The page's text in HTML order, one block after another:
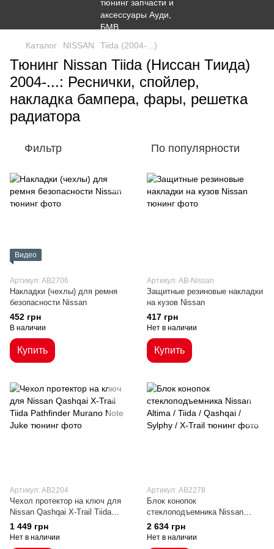
Каталог NISSAN Tiida (2004-...)
Тюнинг Nissan Tiida (Ниссан Тиида)
2004-...: Реснички, спойлер,
накладка бампера, фары, решетка
радиатора
Фильтр По популярности
Видео
Артикул: AB2706
Накладки (чехлы) для ремня
безопасности Nissan
452 грн
В наличии
Купить
Артикул: AB-Nissan
Защитные резиновые накладки
на кузов Nissan
417 грн
Нет в наличии
Купить
Артикул: AB2204
Чехол протектор на ключ для
Nissan Qashqai X-Trail Tiida
Pathfinder Murano Note Juke
1 449 грн
Нет в наличии
Артикул: AB2278
Блок конопок
стеклоподъемника Nissan
Altima / Tiida / Qashqai / Sylphy
/ X-Trail
2 634 грн
Нет в наличии